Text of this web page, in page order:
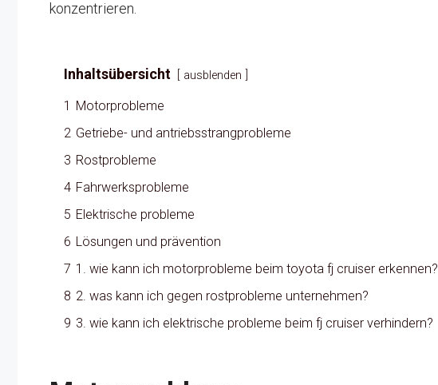
konzentrieren.
Inhaltsübersicht ausblenden
1 Motorprobleme
2 Getriebe- und antriebsstrangprobleme
3 Rostprobleme
4 Fahrwerksprobleme
5 Elektrische probleme
6 Lösungen und prävention
7 1. wie kann ich motorprobleme beim toyota fj cruiser erkennen?
8 2. was kann ich gegen rostprobleme unternehmen?
9 3. wie kann ich elektrische probleme beim fj cruiser verhindern?